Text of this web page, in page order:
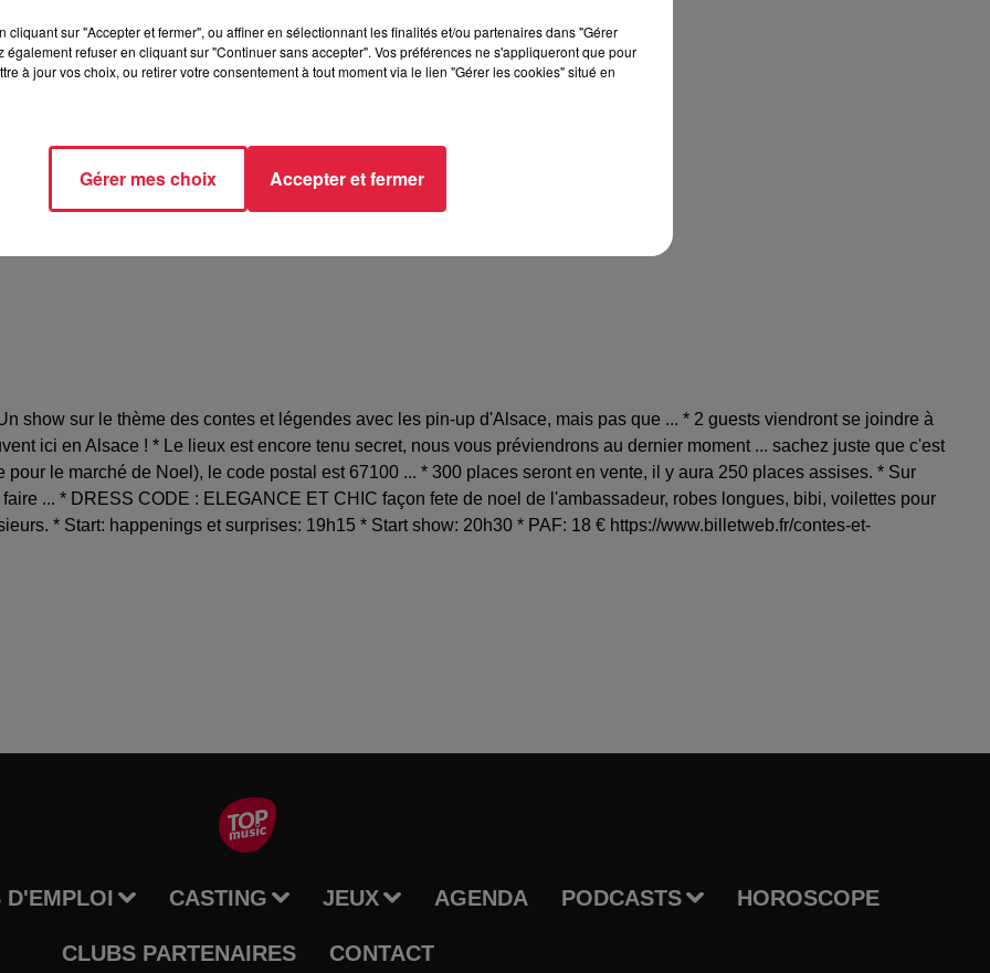
pour le moment
d'Alsace
show sur le thème des contes et légendes avec les pin-up d'Alsace, mais pas que ... * 2 guests viendront se joindre à
ici en Alsace ! * Le lieux est encore tenu secret, nous vous préviendrons au dernier moment ... sachez juste que c'est
le marché de Noel), le code postal est 67100 ... * 300 places seront en vente, il y aura 250 places assises. * Sur
... * DRESS CODE : ELEGANCE ET CHIC façon fete de noel de l'ambassadeur, robes longues, bibi, voilettes pour
* Start: happenings et surprises: 19h15 * Start show: 20h30 * PAF: 18 € https://www.billetweb.fr/contes-et-
D'EMPLOI CASTING JEUX AGENDA PODCASTS HOROSCOPE
CLUBS PARTENAIRES CONTACT
cliquant sur "Accepter et fermer", ou affiner en sélectionnant les finalités et/ou partenaires dans "Gérer
également refuser en cliquant sur "Continuer sans accepter". Vos préférences ne s'appliqueront que pour
à jour vos choix, ou retirer votre consentement à tout moment via le lien "Gérer les cookies" situé en
Gérer mes choix Accepter et fermer